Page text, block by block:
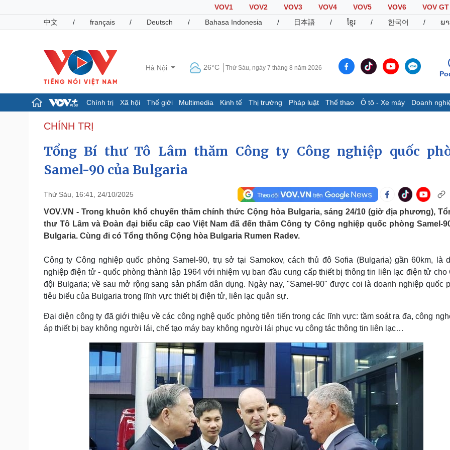
VOV1 VOV2 VOV3 VOV4 VOV5 VOV6
VOV GT
中文
/ français / Deutsch / Bahasa Indonesia / 日本語 / ខ្មែរ / 한국어 / ພ
Hà Nội 26°C Thứ Sáu, ngày 7 tháng 8 năm 2026
Chính trị Xã hội Thế giới Multimedia Kinh tế Thị trường Pháp luật Thể thao Ô tô - Xe máy Doanh
Chính trị
Tổ chức nhân sự
Quốc hội
Nhận diện sự thật
Dự báo thời tiết
Giáo dục
Dấu ấn VOV
Việc làm
Cuộc sống đó đây
Hồ sơ
Ảnh
E-Magazine
Pháp luật
Vụ án
Tư vấn luật
Quân sự - Quốc phòng
Vũ khí
Việt Nam
Phân tích
Thể thao
Bóng đá
Lịch thi đấu bóng đá
Thế giới thể thao
Hậu trường
Ô tô - Xe máy
Ô tô
Xe máy
Sức khỏe
Dinh dưỡng - món ngon
Sản phụ khoa
Nhi khoa
Nam khoa
Phòng mạch online
Ăn sạch sống khỏe
Nhà đẹp
Tình yêu - Gia đình
Văn hóa
Sân khấu - Điện ảnh
Âm nhạc
Di sản
Giải trí
Sao Việt
CHÍNH TRỊ
Tổng Bí thư Tô Lâm thăm Công ty Công nghiệp quốc
Samel-90 của Bulgaria
Thứ Sáu, 16:41, 24/10/2025
VOV.VN - Trong khuôn khổ chuyến thăm chính thức Cộng hòa Bulgaria, sáng 24/10 (giờ địa phương),
thư Tô Lâm và Đoàn đại biểu cấp cao Việt Nam đã đến thăm Công ty Công nghiệp quốc phòng Samel-
Bulgaria. Cùng đi có Tổng thống Cộng hòa Bulgaria Rumen Radev.
Công ty Công nghiệp quốc phòng Samel-90, trụ sở tại Samokov, cách thủ đô Sofia (Bulgaria) gần 60km, là
nghiệp điện tử - quốc phòng thành lập 1964 với nhiệm vụ ban đầu cung cấp thiết bị thông tin liên lạc điện tử cho
đội Bulgaria; về sau mở rộng sang sản phẩm dân dụng. Ngày nay, "Samel-90" được coi là doanh nghiệp quốc
tiêu biểu của Bulgaria trong lĩnh vực thiết bị điện tử, liên lạc quân sự.
Đại diện công ty đã giới thiệu về các công nghệ quốc phòng tiên tiến trong các lĩnh vực: tầm soát ra đa, công
áp thiết bị bay không người lái, chế tạo máy bay không người lái phục vụ công tác thông tin liên lạc…